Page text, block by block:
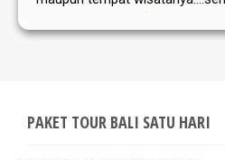
PAKET TOUR BALI SATU HARI